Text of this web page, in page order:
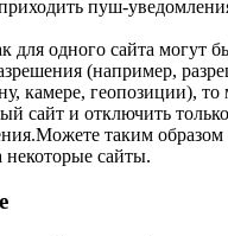
пуш-
для одного сайта могут
(например,
камере, геопозиции), то
сайт и отключить только
таким образом
некоторые сайты.